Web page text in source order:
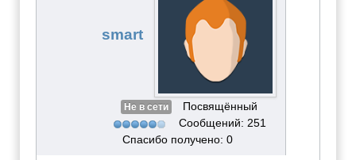
smart
Не в сети
Посвящённый
Сообщений: 251
Спасибо получено: 0